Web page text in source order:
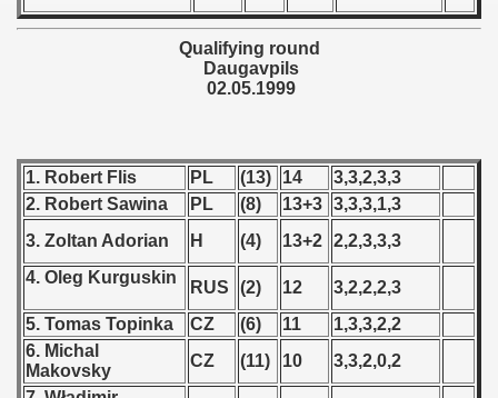
Qualifying round
Daugavpils
02.05.1999
1. Robert Flis PL (13) 14
3,3,2,3,3
2. Robert Sawina
PL (8) 13+3 3,3,3,1,3
3. Zoltan Adorian
H (4) 13+2 2,2,3,3,3
4. Oleg Kurguskin
RUS (2) 12
3,2,2,2,3
5. Tomas Topinka
CZ (6) 11
1,3,3,2,2
6. Michal
Makovsky
CZ (11) 10
3,3,2,0,2